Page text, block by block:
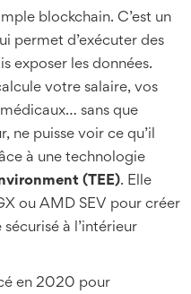
blockchain. C’est un
permet d’exécuter des
exposer les données.
votre salaire, vos
sans que
ne puisse voir ce qu’il
à une technologie
(TEE). Elle
ou AMD SEV pour créer
à l’intérieur
en 2020 pour